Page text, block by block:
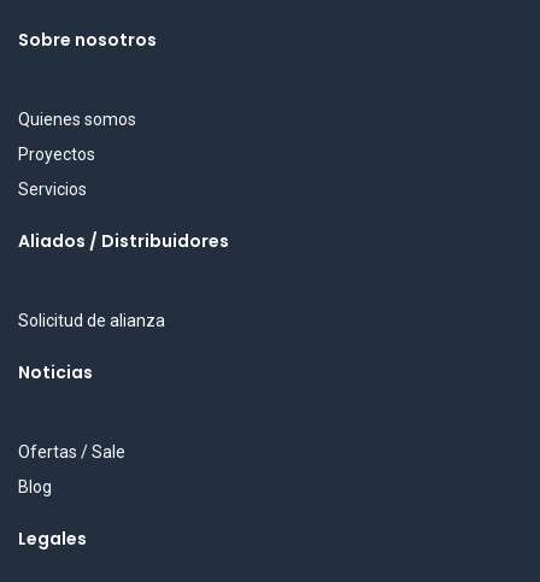
Sobre nosotros
Quienes somos
Proyectos
Servicios
Aliados / Distribuidores
Solicitud de alianza
Noticias
Ofertas / Sale
Blog
Legales